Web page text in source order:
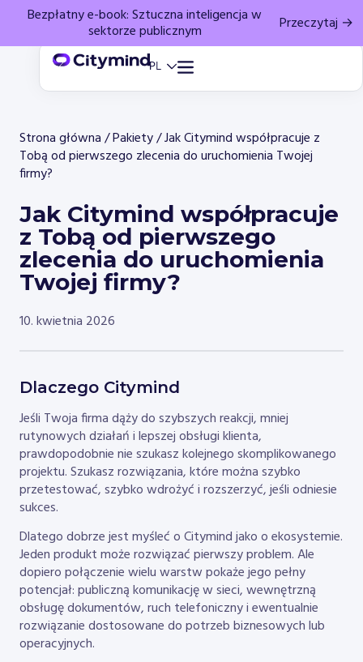
Bezpłatny e-book: Sztuczna inteligencja w
sektorze publicznym Przeczytaj →
Strona główna/Pakiety/Jak Citymind współpracuje z
Tobą od pierwszego zlecenia do uruchomienia Twojej
firmy?
Jak Citymind współpracuje
z Tobą od pierwszego
zlecenia do uruchomienia
Twojej firmy?
10. kwietnia 2026
Dlaczego Citymind
Jeśli Twoja firma dąży do szybszych reakcji, mniej
rutynowych działań i lepszej obsługi klienta,
prawdopodobnie nie szukasz kolejnego skomplikowanego
projektu. Szukasz rozwiązania, które można szybko
przetestować, szybko wdrożyć i rozszerzyć, jeśli odniesie
sukces.
Dlatego dobrze jest myśleć o Citymind jako o ekosystemie.
Jeden produkt może rozwiązać pierwszy problem. Ale
dopiero połączenie wielu warstw pokaże jego pełny
potencjał: publiczną komunikację w sieci, wewnętrzną
obsługę dokumentów, ruch telefoniczny i ewentualnie
rozwiązanie dostosowane do potrzeb biznesowych lub
operacyjnych.